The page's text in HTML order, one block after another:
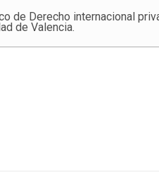
de Derecho internacional
de Valencia.